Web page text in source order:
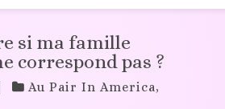
si ma famille
correspond pas ?
Au Pair In America,